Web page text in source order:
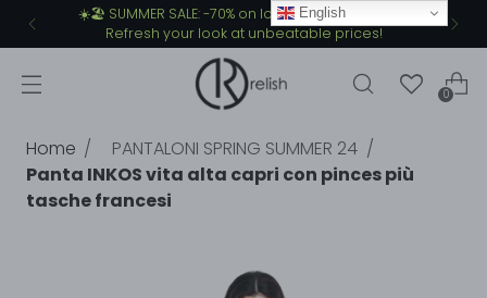
☀️🏖️ SUMMER SALE: -70% on lots of summer items.
Refresh your look at unbeatable prices!
0
Home
PANTALONI SPRING SUMMER 24
Panta INKOS vita alta capri con pinces più
tasche francesi
English